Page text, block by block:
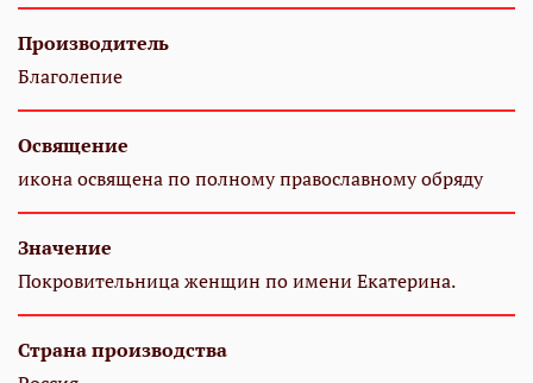
Производитель
Благолепие
Освящение
икона освящена по полному православному обряду
Значение
Покровительница женщин по имени Екатерина.
Страна производства